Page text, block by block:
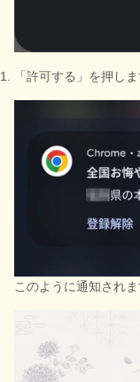
「許可する」を押しま
このように通知されま